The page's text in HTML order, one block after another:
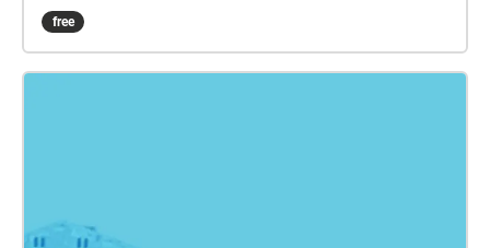
Spacer dźwiękowy Wojciecha Kiwera, Agnieszki
Jakimiak i Piotra Peszata pozwoli przejść przez
realizowanego przez Instytut Muzyki i Tańca.
free